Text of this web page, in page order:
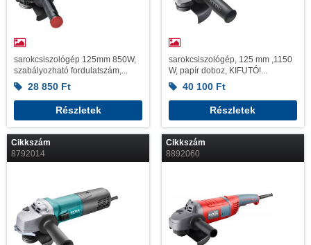
sarokcsiszológép 125mm 850W,
szabályozható fordulatszám,...
28 850 Ft
Részletek
sarokcsiszológép, 125 mm ,1150
W, papír doboz, KIFUTÓ!...
40 100 Ft
Részletek
Cikkszám
8792014
Cikkszám
8892060